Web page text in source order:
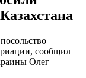
сообщил
Олег